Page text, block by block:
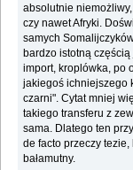
absolutnie
czy nawet Afryki.
samych
bardzo istotną
import, kroplówka, po
jakiegoś ichniejszego
czarni". Cytat mniej
takiego transferu z
sama. Dlatego ten
de facto przeczy tezie,
bałamutny.